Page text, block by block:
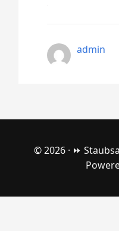
admin
© 2026 · ⏩